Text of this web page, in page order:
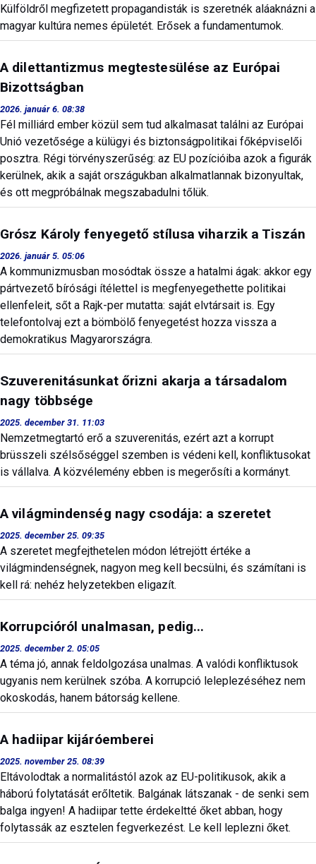
Külföldről megfizetett propagandisták is szeretnék aláaknázni a
magyar kultúra nemes épületét. Erősek a fundamentumok.
A dilettantizmus megtestesülése az Európai
Bizottságban
2026. január 6. 08:38
Fél milliárd ember közül sem tud alkalmasat találni az Európai
Unió vezetősége a külügyi és biztonságpolitikai főképviselői
posztra. Régi törvényszerűség: az EU pozícióiba azok a figurák
kerülnek, akik a saját országukban alkalmatlannak bizonyultak,
és ott megpróbálnak megszabadulni tőlük.
Grósz Károly fenyegető stílusa viharzik a Tiszán
2026. január 5. 05:06
A kommunizmusban mosódtak össze a hatalmi ágak: akkor egy
pártvezető bírósági ítélettel is megfenyegethette politikai
ellenfeleit, sőt a Rajk-per mutatta: saját elvtársait is. Egy
telefontolvaj ezt a bömbölő fenyegetést hozza vissza a
demokratikus Magyarországra.
Szuverenitásunkat őrizni akarja a társadalom
nagy többsége
2025. december 31. 11:03
Nemzetmegtartó erő a szuverenitás, ezért azt a korrupt
brüsszeli szélsőséggel szemben is védeni kell, konfliktusokat
is vállalva. A közvélemény ebben is megerősíti a kormányt.
A világmindenség nagy csodája: a szeretet
2025. december 25. 09:35
A szeretet megfejthetelen módon létrejött értéke a
világmindenségnek, nagyon meg kell becsülni, és számítani is
kell rá: nehéz helyzetekben eligazít.
Korrupcióról unalmasan, pedig...
2025. december 2. 05:05
A téma jó, annak feldolgozása unalmas. A valódi konfliktusok
ugyanis nem kerülnek szóba. A korrupció leleplezéséhez nem
okoskodás, hanem bátorság kellene.
A hadiipar kijáróemberei
2025. november 25. 08:39
Eltávolodtak a normalitástól azok az EU-politikusok, akik a
háború folytatását erőltetik. Balgának látszanak - de senki sem
balga ingyen! A hadiipar tette érdekeltté őket abban, hogy
folytassák az esztelen fegverkezést. Le kell leplezni őket.